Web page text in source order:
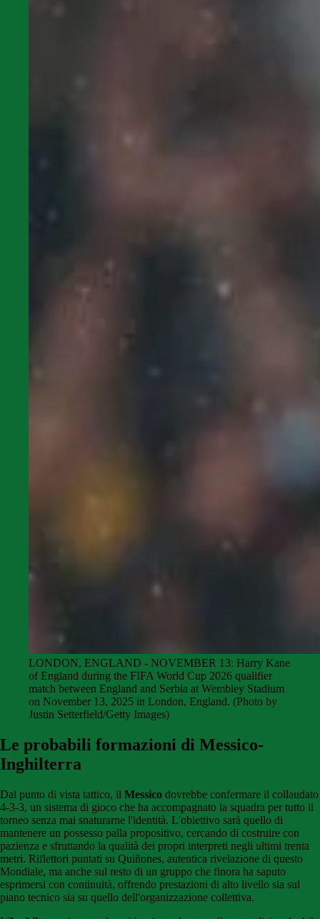
LONDON, ENGLAND - NOVEMBER 13: Harry Kane
of England during the FIFA World Cup 2026 qualifier
match between England and Serbia at Wembley Stadium
on November 13, 2025 in London, England. (Photo by
Justin Setterfield/Getty Images)
Le probabili formazioni di Messico-
Inghilterra
Dal punto di vista tattico, il Messico dovrebbe confermare il collaudato
4-3-3, un sistema di gioco che ha accompagnato la squadra per tutto il
torneo senza mai snaturarne l'identità. L'obiettivo sarà quello di
mantenere un possesso palla propositivo, cercando di costruire con
pazienza e sfruttando la qualità dei propri interpreti negli ultimi trenta
metri. Riflettori puntati su Quiñones, autentica rivelazione di questo
Mondiale, ma anche sul resto di un gruppo che finora ha saputo
esprimersi con continuità, offrendo prestazioni di alto livello sia sul
piano tecnico sia su quello dell'organizzazione collettiva.